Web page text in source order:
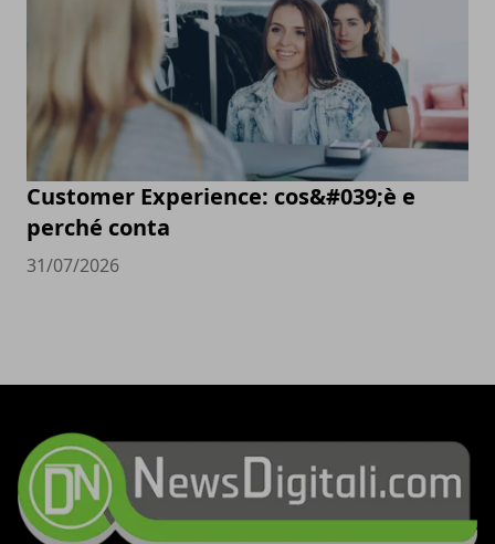
Customer Experience: cos&#039;è e
perché conta
31/07/2026